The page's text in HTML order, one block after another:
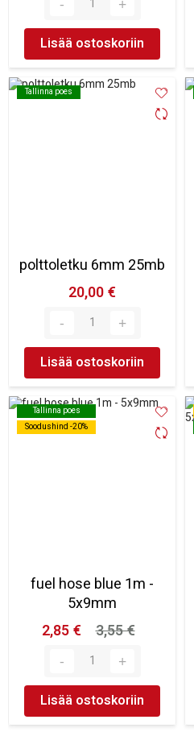
Lisää ostoskoriin
Tallinna poes
Tallinna poes
polttoletku 6mm 25mb
20,00 €
Lisää ostoskoriin
Tallinna poes
Soodushind -20%
Tallinna poes
Soodushind -20%
fuel hose blue 1m -
5x9mm
2,85 €
3,55 €
Lisää ostoskoriin